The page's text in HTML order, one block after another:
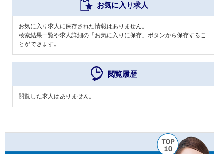
お気に入り求人
お気に入り求人に保存された情報はありません。
検索結果一覧や求人詳細の「お気に入りに保存」ボタンから保存するこ
とができます。
閲覧履歴
閲覧した求人はありません。